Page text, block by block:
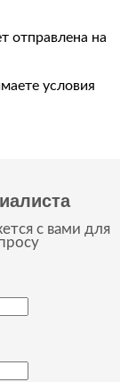
отправлена ​​на
условия
с вами для